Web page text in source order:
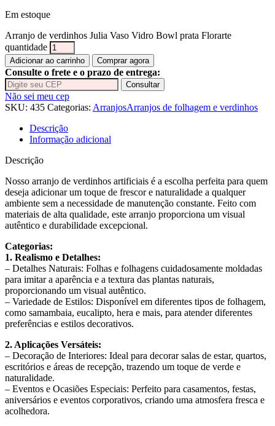
Em estoque
Arranjo de verdinhos Julia Vaso Vidro Bowl prata Florarte
quantidade
Adicionar ao carrinho Comprar agora
Consulte o frete e o prazo de entrega:
Consultar
Não sei meu cep
SKU: 435 Categorias: ArranjosArranjos de folhagem e verdinhos
Descrição
Informação adicional
Descrição
Nosso arranjo de verdinhos artificiais é a escolha perfeita para quem
deseja adicionar um toque de frescor e naturalidade a qualquer
ambiente sem a necessidade de manutenção constante. Feito com
materiais de alta qualidade, este arranjo proporciona um visual
autêntico e durabilidade excepcional.
Categorias:
1. Realismo e Detalhes:
– Detalhes Naturais: Folhas e folhagens cuidadosamente moldadas
para imitar a aparência e a textura das plantas naturais,
proporcionando um visual autêntico.
– Variedade de Estilos: Disponível em diferentes tipos de folhagem,
como samambaia, eucalipto, hera e mais, para atender diferentes
preferências e estilos decorativos.
2. Aplicações Versáteis:
– Decoração de Interiores: Ideal para decorar salas de estar, quartos,
escritórios e áreas de recepção, trazendo um toque de verde e
naturalidade.
– Eventos e Ocasiões Especiais: Perfeito para casamentos, festas,
aniversários e eventos corporativos, criando uma atmosfera fresca e
acolhedora.